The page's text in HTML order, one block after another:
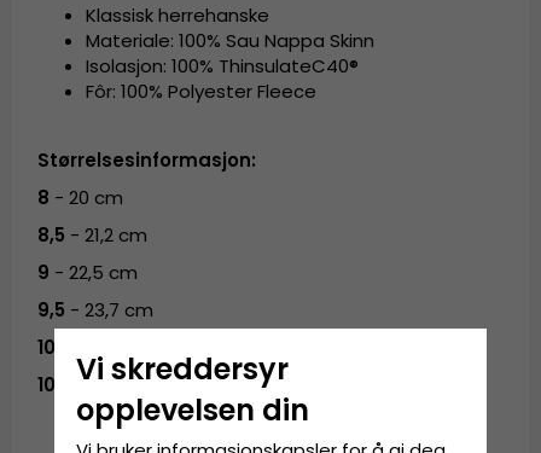
Klassisk herrehanske
Materiale: 100% Sau Nappa Skinn
Isolasjon: 100% ThinsulateC40®
Fôr: 100% Polyester Fleece
Størrelsesinformasjon:
8 - 20 cm
8,5 - 21,2 cm
9 - 22,5 cm
9,5 - 23,7 cm
10
10,5
- 26,2 cm
Vi skreddersyr
opplevelsen din